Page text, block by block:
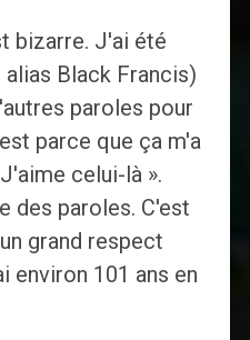
bizarre. J'ai été
Black Francis)
paroles pour
parce que ça m'a
celui-là ».
des paroles. C'est
grand respect
environ 101 ans en